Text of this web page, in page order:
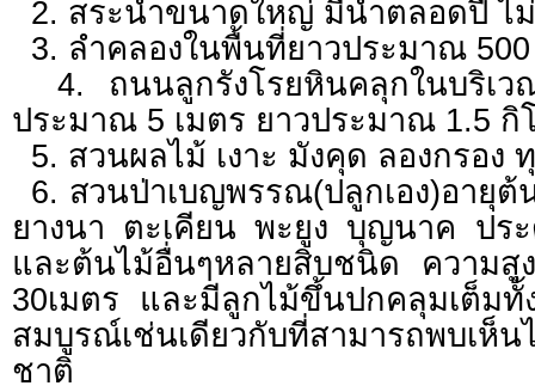
2. สระน้ำขนาดใหญ่ มีน้ำตลอดปี ไ
3. ลำคลองในพื้นที่ยาวประมาณ
4. ถนนลูกรังโรยหินคลุกในบริเว
ประมาณ 5 เมตร ยาวประมาณ 1.5 กิ
5. สวนผลไม้ เงาะ มังคุด ลองกรอง
6. สวนป่าเบญพรรณ(ปลูกเอง)อายุต้
ยางนา ตะเคียน พะยูง บุญนาค ปร
และต้นไม้อื่นๆหลายสิบชนิด ความสู
30เมตร และมีลูกไม้ขึ้นปกคลุมเต็ม
สมบูรณ์เช่นเดียวกับที่สามารถพบเห็น
ชาติ